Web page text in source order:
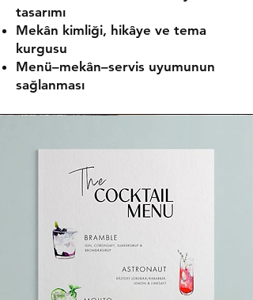
tasarımı
Mekân kimliği, hikâye ve tema
kurgusu
Menü–mekân–servis uyumunun
sağlanması